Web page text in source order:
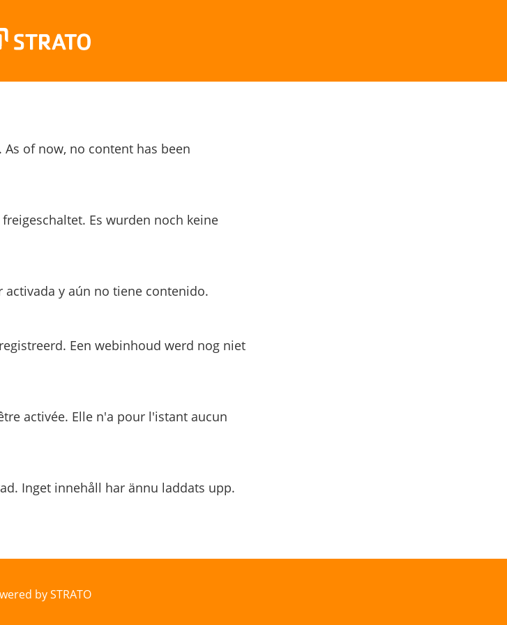
of now, no content has been
Es wurden noch keine
activada y aún no tiene contenido.
Een webinhoud werd nog niet
activée. Elle n'a pour l'istant aucun
Inget innehåll har ännu laddats upp.
by STRATO